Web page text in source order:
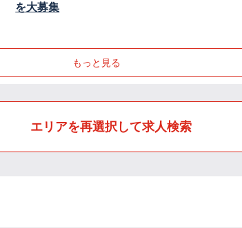
を大募集
もっと見る
エリアを再選択して求人検索